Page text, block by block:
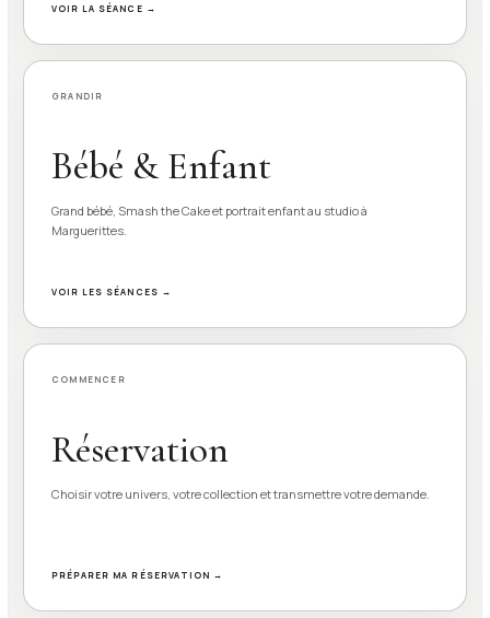
VOIR LA SÉANCE →
GRANDIR
Bébé & Enfant
Grand bébé, Smash the Cake et portrait enfant au studio à
Marguerittes.
VOIR LES SÉANCES →
COMMENCER
Réservation
Choisir votre univers, votre collection et transmettre votre demande.
PRÉPARER MA RÉSERVATION →